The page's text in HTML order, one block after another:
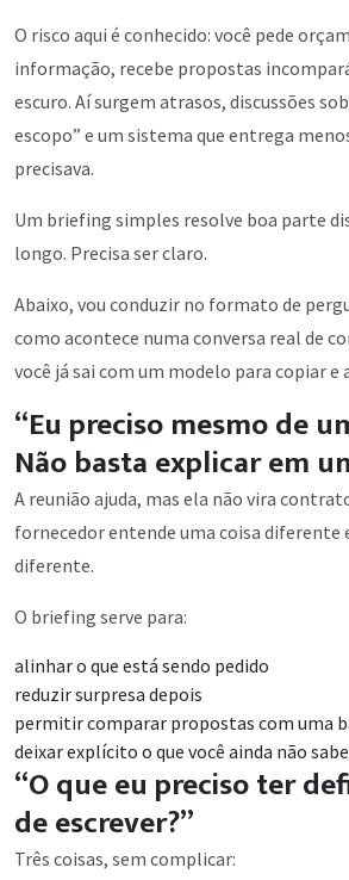
O risco aqui é conhecido: você pede
informação, recebe propostas
escuro. Aí surgem atrasos, discussões
escopo” e um sistema que entrega
precisava.
Um briefing simples resolve boa parte
longo. Precisa ser claro.
Abaixo, vou conduzir no formato de
como acontece numa conversa real de
você já sai com um modelo para copiar e
“Eu preciso mesmo de
Não basta explicar em
A reunião ajuda, mas ela não vira
fornecedor entende uma coisa diferente
diferente.
O briefing serve para:
alinhar o que está sendo pedido
reduzir surpresa depois
permitir comparar propostas com uma
deixar explícito o que você ainda não
“O que eu preciso ter
de escrever?”
Três coisas, sem complicar: